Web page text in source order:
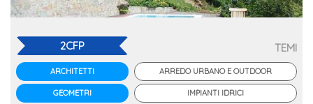
2CFP
ARCHITETTI
GEOMETRI
TEMI
ARREDO URBANO E OUTDOOR
IMPIANTI IDRICI